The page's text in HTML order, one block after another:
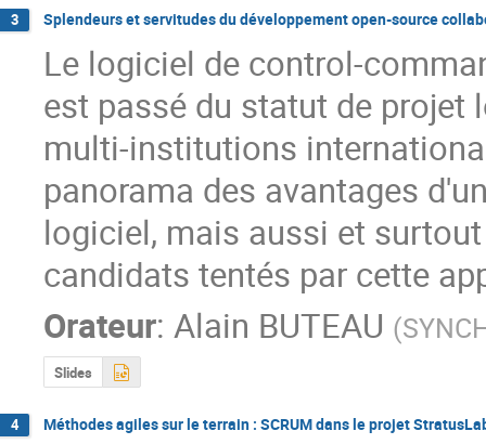
3 Splendeurs et servitudes du développement open-source
Le logiciel de control-
est passé du statut de projet
multi-institutions
panorama des avantages
logiciel, mais aussi et
candidats tentés par cette
Orateur: Alain BUTEAU (
Slides
4 Méthodes agiles sur le terrain : SCRUM dans le projet